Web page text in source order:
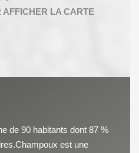
de 90 habitants dont 87 %
est une